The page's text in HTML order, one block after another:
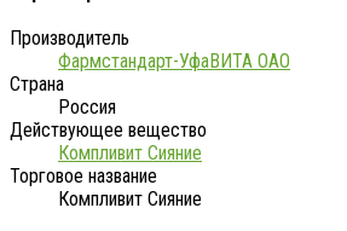
Производитель
Фармстандарт-УфаВИТА ОАО
Страна
Россия
Действующее вещество
Компливит Сияние
Торговое название
Компливит Сияние